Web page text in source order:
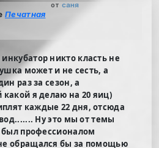
от саня
Печатная
никто класть не
может и не сесть, а
раз за сезон, а
какой я делаю на 20 яиц)
каждые 22 дня, отсюда
Ну это мы от темы
профессионалом
обращался бы за помощью